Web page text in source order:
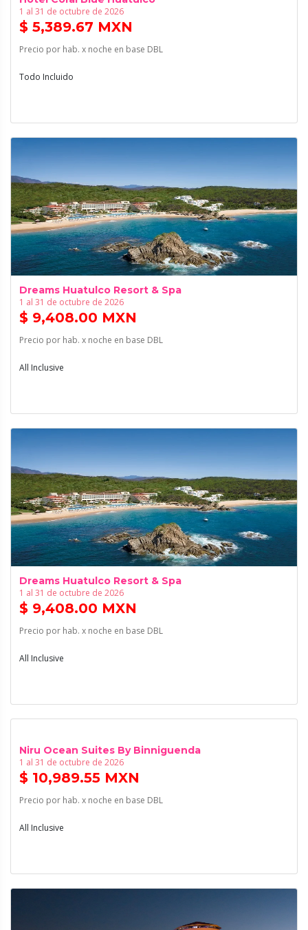
1 al 31 de octubre de 2026
$ 5,389.67 MXN
Precio por hab. x noche en base DBL
Todo Incluido
Dreams Huatulco Resort & Spa
1 al 31 de octubre de 2026
$ 9,408.00 MXN
Precio por hab. x noche en base DBL
All Inclusive
Dreams Huatulco Resort & Spa
1 al 31 de octubre de 2026
$ 9,408.00 MXN
Precio por hab. x noche en base DBL
All Inclusive
Niru Ocean Suites By Binniguenda
1 al 31 de octubre de 2026
$ 10,989.55 MXN
Precio por hab. x noche en base DBL
All Inclusive